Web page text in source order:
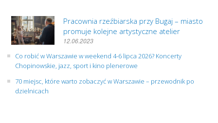
Pracownia rzeźbiarska przy Bugaj – miasto
promuje kolejne artystyczne atelier
12.06.2023
Co robić w Warszawie w weekend 4-6 lipca 2026? Koncerty
Chopinowskie, jazz, sport i kino plenerowe
70 miejsc, które warto zobaczyć w Warszawie – przewodnik po
dzielnicach